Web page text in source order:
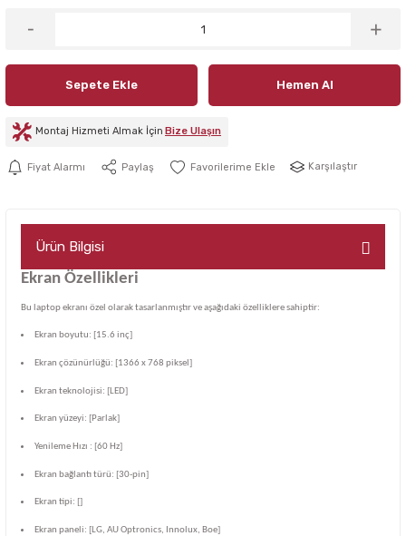
Sepete Ekle Hemen Al
Montaj Hizmeti Almak İçin Bize Ulaşın
Fiyat Alarmı Paylaş Karşılaştır
Ürün Bilgisi
Ekran Özellikleri
Bu laptop ekranı özel olarak tasarlanmıştır ve aşağıdaki özelliklere sahiptir:
Ekran boyutu: [15.6 inç]
Ekran çözünürlüğü: [1366 x 768 piksel]
Ekran teknolojisi: [LED]
Ekran yüzeyi: [Parlak]
Yenileme Hızı : [60 Hz]
Ekran bağlantı türü: [30-pin]
Ekran tipi: []
Ekran paneli: [LG, AU Optronics, Innolux, Boe]